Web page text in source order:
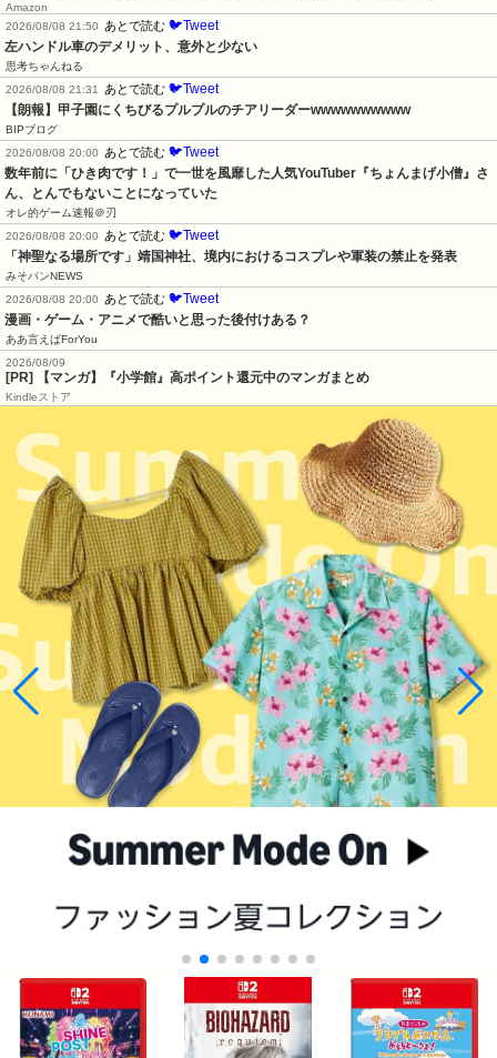
Amazon
2026/08/08 21:50
あとで読む 🐦Tweet
左ハンドル車のデメリット、意外と少ない
思考ちゃんねる
2026/08/08 21:31
あとで読む 🐦Tweet
【朗報】甲子園にくちびるプルプルのチアリーダーwwwwwwwwww
BIPブログ
2026/08/08 20:00
あとで読む 🐦Tweet
数年前に「ひき肉です！」で一世を風靡した人気YouTuber『ちょんまげ小僧』さ
ん、とんでもないことになっていた
オレ的ゲーム速報＠刃
2026/08/08 20:00
あとで読む 🐦Tweet
「神聖なる場所です」靖国神社、境内におけるコスプレや軍装の禁止を発表
みそパンNEWS
2026/08/08 20:00
あとで読む 🐦Tweet
漫画・ゲーム・アニメで酷いと思った後付けある？
ああ言えばForYou
2026/08/09
[PR] 【マンガ】『小学館』高ポイント還元中のマンガまとめ
Kindleストア